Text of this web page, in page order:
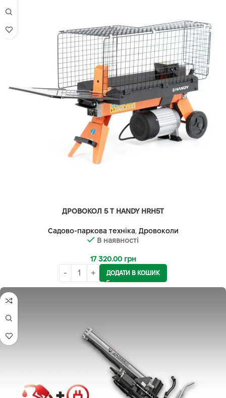
ДРОВОКОЛ 5 Т HANDY HRH5T
Садово-паркова техніка, Дровоколи
В наявності
17 320.00 грн
ДОДАТИ В КОШИК